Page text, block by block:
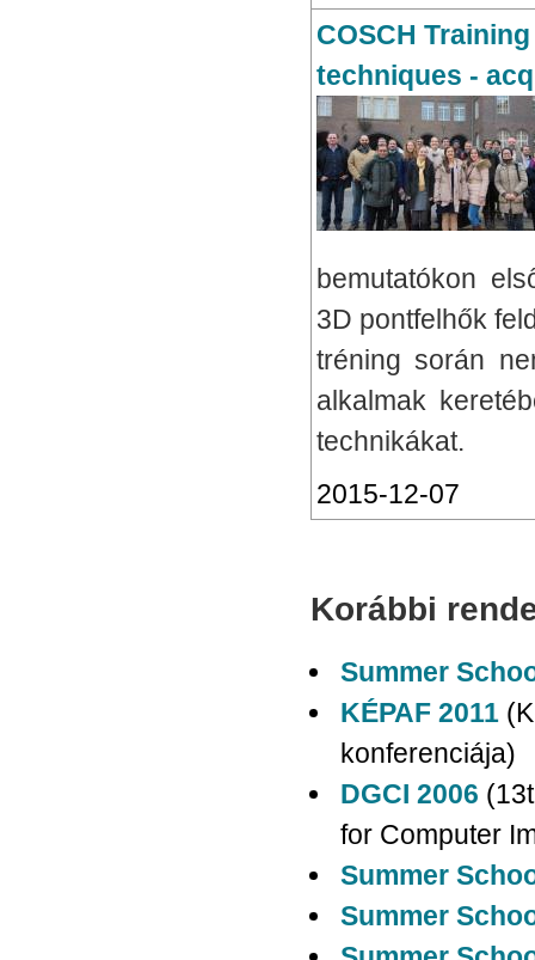
COSCH
techniques -
bemutatókon
3D pontfelhők
tréning során
alkalmak
technikákat.
2015-12-07
Korábbi
Summer
KÉPAF 2011
konferenciája)
DGCI 2006
for Computer
Summer
Summer